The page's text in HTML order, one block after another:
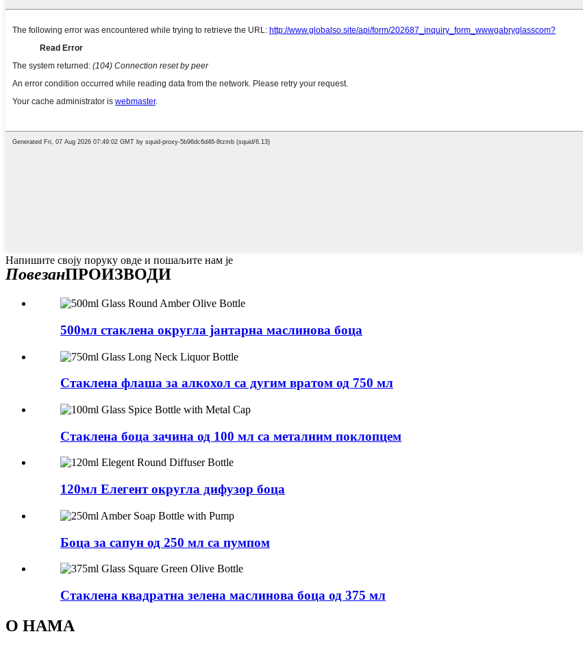
Напишите своју поруку овде и пошаљите нам је
ПовезанПРОИЗВОДИ
500мл стаклена округла јантарна маслинова боца
Стаклена флаша за алкохол са дугим вратом од 750 мл
Стаклена боца зачина од 100 мл са металним поклопцем
120мл Елегент округла дифузор боца
Боца за сапун од 250 мл са пумпом
Стаклена квадратна зелена маслинова боца од 375 мл
О НАМА